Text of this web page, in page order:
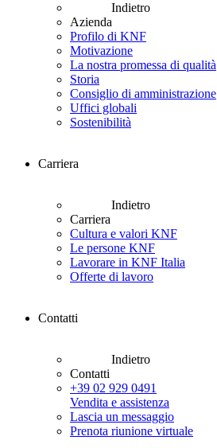
Indietro
Azienda
Profilo di KNF
Motivazione
La nostra promessa di qualità
Storia
Consiglio di amministrazione
Uffici globali
Sostenibilità
Carriera
Indietro
Carriera
Cultura e valori KNF
Le persone KNF
Lavorare in KNF Italia
Offerte di lavoro
Contatti
Indietro
Contatti
+39 02 929 0491
Vendita e assistenza
Lascia un messaggio
Prenota riunione virtuale